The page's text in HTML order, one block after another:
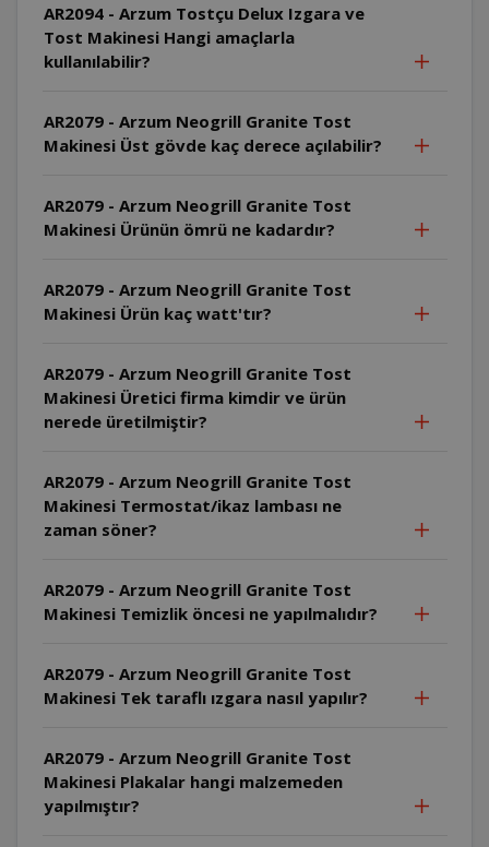
AR2094 - Arzum Tostçu Delux Izgara ve
Tost Makinesi Hangi amaçlarla
kullanılabilir?
AR2079 - Arzum Neogrill Granite Tost
Makinesi Üst gövde kaç derece açılabilir?
AR2079 - Arzum Neogrill Granite Tost
Makinesi Ürünün ömrü ne kadardır?
AR2079 - Arzum Neogrill Granite Tost
Makinesi Ürün kaç watt'tır?
AR2079 - Arzum Neogrill Granite Tost
Makinesi Üretici firma kimdir ve ürün
nerede üretilmiştir?
AR2079 - Arzum Neogrill Granite Tost
Makinesi Termostat/ikaz lambası ne
zaman söner?
AR2079 - Arzum Neogrill Granite Tost
Makinesi Temizlik öncesi ne yapılmalıdır?
AR2079 - Arzum Neogrill Granite Tost
Makinesi Tek taraflı ızgara nasıl yapılır?
AR2079 - Arzum Neogrill Granite Tost
Makinesi Plakalar hangi malzemeden
yapılmıştır?